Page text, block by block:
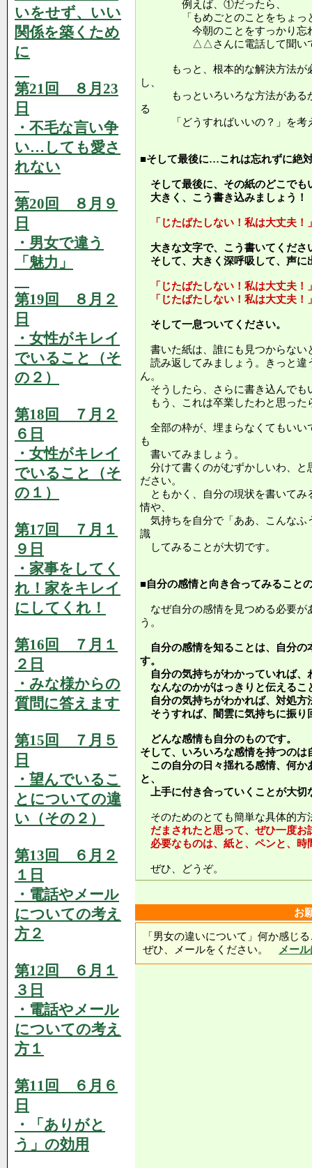
いをせず、いい
関係を築くため
に
第21回 ８月23
日
・不毛な言い争
い…しても愛さ
れない
第20回 ８月９
日
・男女で違う
「魅力」
第19回 ８月２
日
・女性がキレイ
でいること（そ
の２）
第18回 ７月２
６日
・女性がキレイ
でいること（そ
の１）
第17回 ７月１
９日
・家事をしてく
れ！家をキレイ
にしてくれ！
第16回 ７月１
２日
・みな様からの
質問に答えます
第15回 ７月５
日
・望んでいるこ
とについての違
い（その２）
第13回 ６月２
１日
・電話やメール
についての考え
方２
第12回 ６月１
３日
・電話やメール
についての考え
方１
第11回 ６月６
日
・「ありがと
う」の効用
例えば、①だったら、
「もめごとのことをちょっと
今朝のことをすっかり忘
△△さんに電話して聞いて
もっと、根本的な解決方法が必
し、
もっといろいろな方法があるか
る
「どうすればいいの？」を考え
■そして最後に…これは忘れずに絶
そして最後に、その紙のどこでも
大きく、こう書き込みましょう！
「じたばたしない！私は大丈夫！
大きな文字で、こう書いてくださ
そして、大きく深呼吸して、声に
「じたばたしない！私は大丈夫！
「じたばたしない！私は大丈夫！
そして一息ついてください。
書いた紙は、誰にも見つからない
読み返してみましょう。きっと違
ん。
そうしたら、さらに書き込んでも
もう、これは卒業したわと思った
全部の枠が、埋まらなくてもいい
も
書いてみましょう。
分けて書くのがむずかしいわ、と
ださい。
ともかく、自分の現状を書いてみ
情や、
気持ちを自分で「ああ、こんなふ
識
してみることが大切です。
■自分の感情と向き合ってみること
なぜ自分の感情を見つめる必要
う。
自分の感情を知ることは、自分の
す。
自分の気持ちがわかっていれば、
なんなのかがはっきりと伝えるこ
自分の気持ちがわかれば、対処方
そうすれば、闇雲に気持ちに振
どんな感情も自分のものです。
そして、いろいろな感情を持つのは
この自分の日々揺れる感情、何か
と、
上手に付き合っていくことが大切
そのためのとても簡単な具体的方
だまされたと思って、ぜひ一度お
必要なものは、紙と、ペンと、時
ぜひ、どうぞ。
お
「男女の違いについて」何か感じ
ぜひ、メールをください。
メー